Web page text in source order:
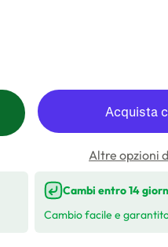
Altre opzioni
Cambi entro 14
Cambio facile e